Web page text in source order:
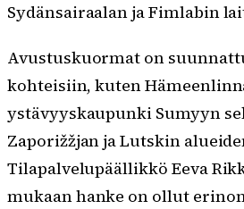
Sydänsairaalan ja Fimlabin
Avustuskuormat on
kohteisiin, kuten
ystävyyskaupunki Sumyyn
Zaporižžjan ja Lutskin
Tilapalvelupäällikkö Eeva
mukaan hanke on ollut